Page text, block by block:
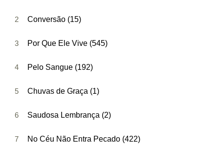
2 Conversão (15)
3 Por Que Ele Vive (545)
4 Pelo Sangue (192)
5 Chuvas de Graça (1)
6 Saudosa Lembrança (2)
7 No Céu Não Entra Pecado (422)